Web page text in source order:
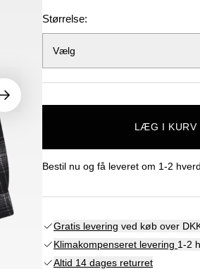
Størrelse:
Vælg
LÆG I KURV
Bestil nu og få leveret om 1-2
Gratis levering ved køb over
Klimakompenseret levering 1-2
Altid 14 dages returret